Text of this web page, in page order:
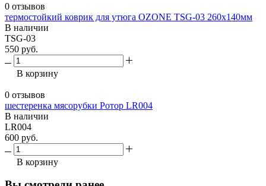
0 отзывов
термостойкий коврик для утюга OZONE TSG-03 260х140мм
В наличии
TSG-03
550 руб.
В корзину
0 отзывов
шестеренка мясорубки Ротор LR004
В наличии
LR004
600 руб.
В корзину